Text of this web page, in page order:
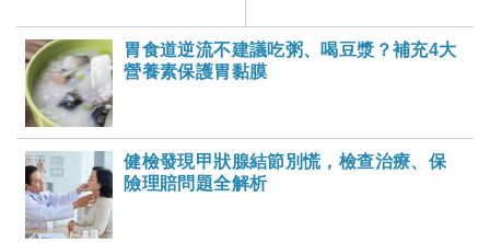
胃食道逆流不建議吃粥、喝豆漿？補充4大
營養素保護胃黏膜
健檢發現甲狀腺結節別慌，檢查治療、保
險理賠問題全解析